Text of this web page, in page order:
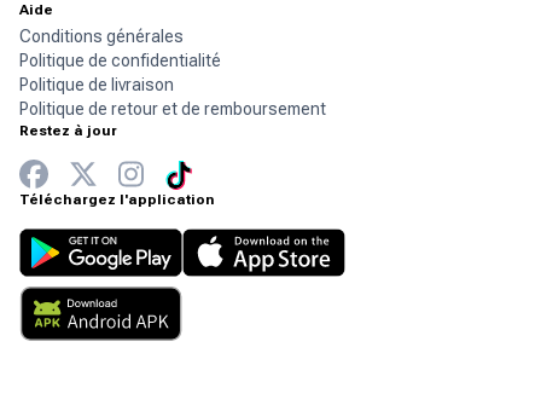
Aide
Conditions générales
Politique de confidentialité
Politique de livraison
Politique de retour et de remboursement
Restez à jour
Téléchargez l'application